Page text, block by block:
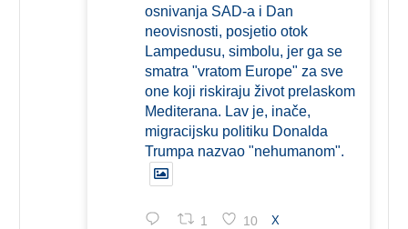
osnivanja SAD-a i Dan
neovisnosti, posjetio otok
Lampedusu, simbolu, jer ga se
smatra "vratom Europe" za sve
one koji riskiraju život prelaskom
Mediterana. Lav je, inače,
migracijsku politiku Donalda
Trumpa nazvao "nehumanom".
1 10 X